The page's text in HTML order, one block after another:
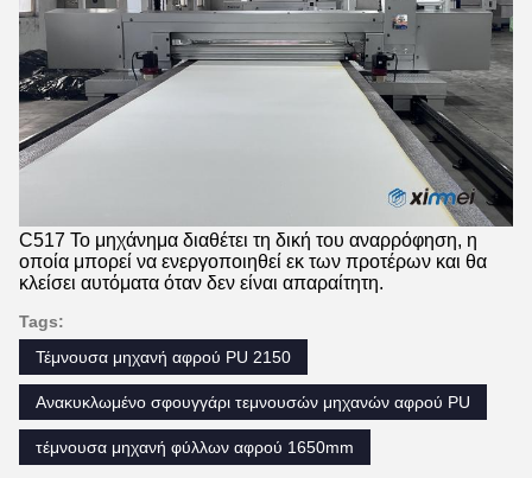
C517 Το μηχάνημα διαθέτει τη δική του αναρρόφηση, η
οποία μπορεί να ενεργοποιηθεί εκ των προτέρων και θα
κλείσει αυτόματα όταν δεν είναι απαραίτητη.
Tags:
Τέμνουσα μηχανή αφρού PU 2150
Ανακυκλωμένο σφουγγάρι τεμνουσών μηχανών αφρού PU
τέμνουσα μηχανή φύλλων αφρού 1650mm